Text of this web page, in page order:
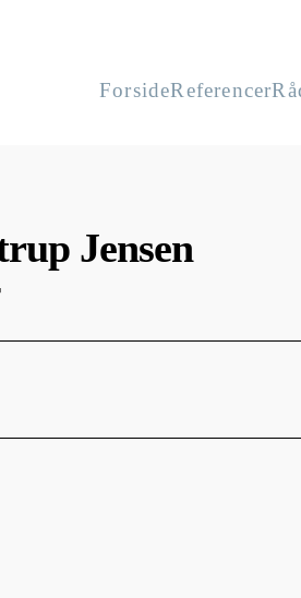
ForsideReferencer
Jensen